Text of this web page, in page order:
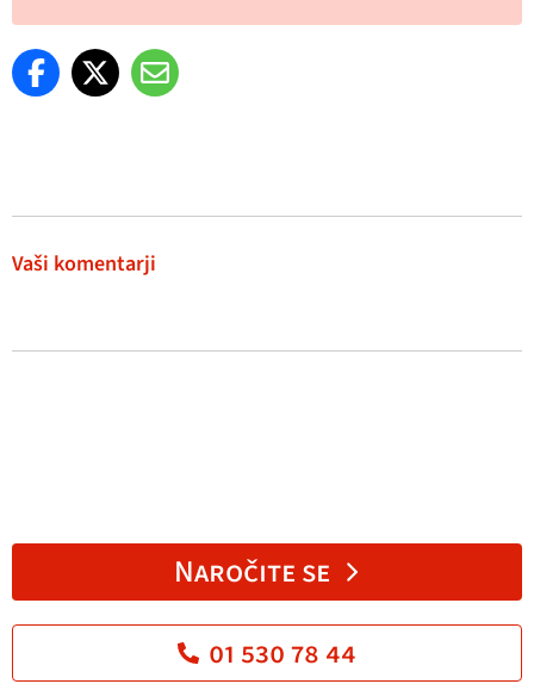
Vaši komentarji
Naročite se
01 530 78 44